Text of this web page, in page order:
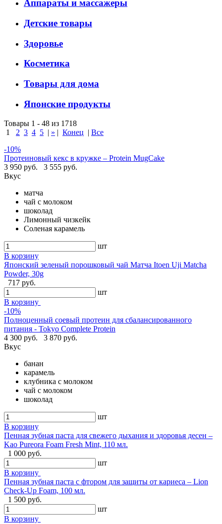
Аппараты и массажеры
Детские товары
Здоровье
Косметика
Товары для дома
Японские продукты
Товары 1 - 48 из 1718
1
2 3 4 5 | » | Конец | Все
-10%
Протеиновый кекс в кружке – Protein MugCake
3 950 руб.
3 555 руб.
Вкус
матча
чай с молоком
шоколад
Лимонный чизкейк
Соленая карамель
шт
В корзину
Японский зеленый порошковый чай Матча Itoen Uji Matcha
Powder, 30g
717 руб.
шт
В корзину
-10%
Полноценный соевый протеин для сбалансированного
питания - Tokyo Complete Protein
4 300 руб.
3 870 руб.
Вкус
банан
карамель
клубника с молоком
чай с молоком
шоколад
шт
В корзину
Пенная зубная паста для свежего дыхания и здоровья десен –
Kao Pureora Foam Fresh Mint, 110 мл.
1 000 руб.
шт
В корзину
Пенная зубная паста с фтором для защиты от кариеса – Lion
Check-Up Foam, 100 мл.
1 500 руб.
шт
В корзину